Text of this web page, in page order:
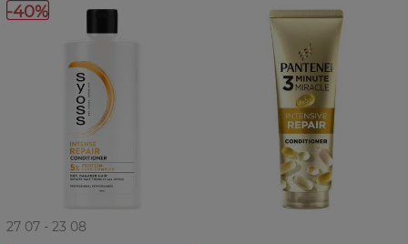
-40%
27 07 - 23 08